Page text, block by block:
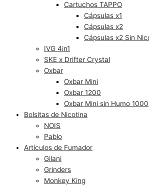
Cartuchos TAPPO
Cápsulas x1
Cápsulas x2
Cápsulas x2 Sin
IVG 4in1
SKE x Drifter Crystal
Oxbar
Oxbar Mini
Oxbar 1200
Oxbar Mini sin Humo 1000
Bolsitas de Nicotina
NOIS
Pablo
Artículos de Fumador
Gilani
Grinders
Monkey King